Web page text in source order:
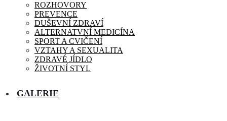
ROZHOVORY
PREVENCE
DUŠEVNÍ ZDRAVÍ
ALTERNATVNÍ MEDICÍNA
SPORT A CVIČENÍ
VZTAHY A SEXUALITA
ZDRAVÉ JÍDLO
ŽIVOTNÍ STYL
GALERIE